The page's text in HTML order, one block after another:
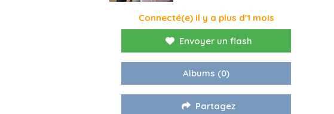
Connecté(e) il y a plus d'1 mois
Envoyer un flash
Albums (0)
Partagez